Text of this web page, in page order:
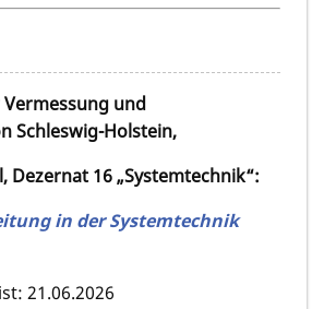
und
Schleswig-Holstein,
Dezernat 16 „Systemtechnik“:
in der Systemtechnik
21.06.2026